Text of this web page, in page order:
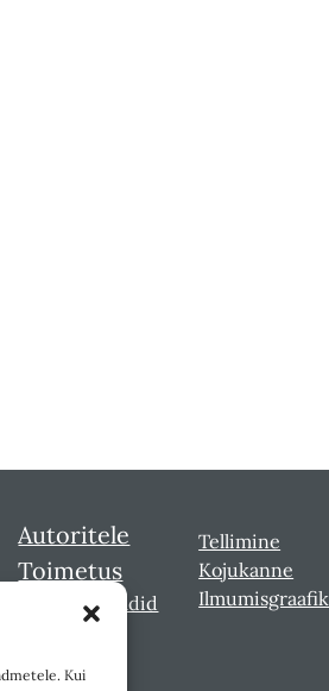
Kui
Autoritele
Toimetus
Sirbi laureaadid
Tellimine
Kojukanne
Ilmumisgraafik